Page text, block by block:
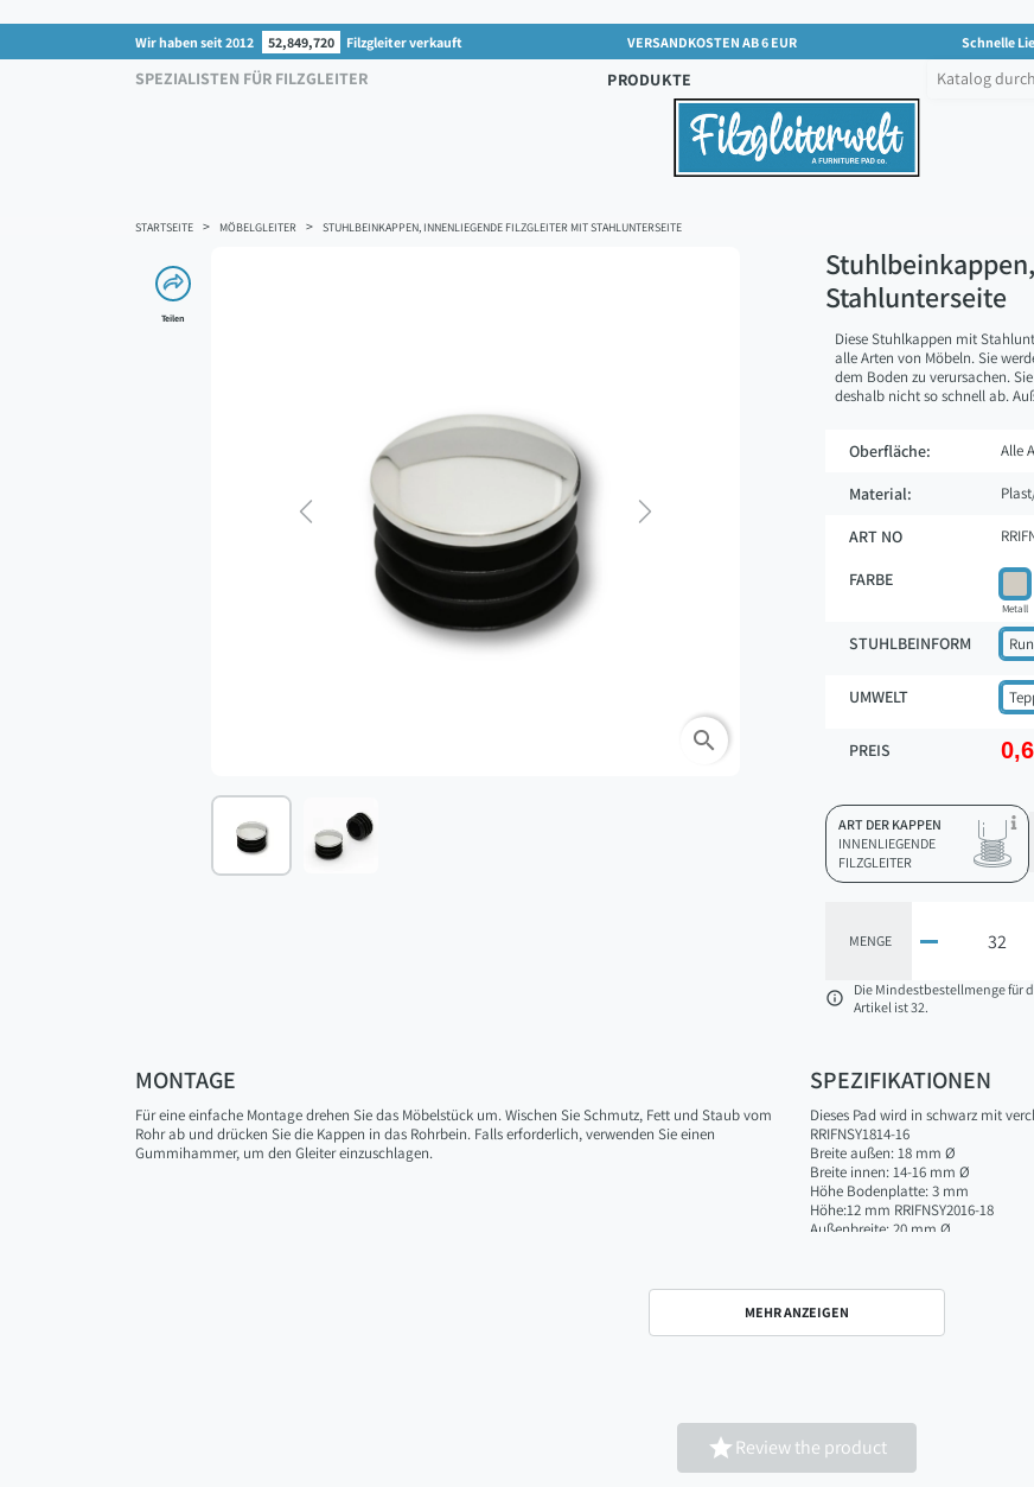
Wir haben seit 2012 52,849,720 Filzgleiter verkauft VERSANDKOSTEN AB 6 EUR Schnelle
SPEZIALISTEN FÜR FILZGLEITER PRODUKTE
STARTSEITE MÖBELGLEITER STUHLBEINKAPPEN, INNENLIEGENDE FILZGLEITER MIT STAHLUNTERSEITE
Teilen
Previous Next
search
Stahlunterseite
Diese Stuhlkappen mit
alle Arten von Möbeln. Sie
dem Boden zu verursachen.
deshalb nicht so schnell ab.
Oberfläche: Alle
Material:
ART NO
FARBE
Metall
STUHLBEINFORM
UMWELT
PREIS
ART DER KAPPEN
INNENLIEGENDE
FILZGLEITER
MENGE 

Die Mindestbestellmenge für
Artikel ist 32.
MONTAGE
Für eine einfache Montage drehen Sie das Möbelstück um. Wischen Sie Schmutz, Fett und Staub vom
Rohr ab und drücken Sie die Kappen in das Rohrbein. Falls erforderlich, verwenden Sie einen
Gummihammer, um den Gleiter einzuschlagen.
SPEZIFIKATIONEN
Dieses Pad wird in schwarz mit
RRIFNSY1814-16
Breite außen: 18 mm Ø
Breite innen: 14-16 mm Ø
Höhe Bodenplatte: 3 mm
Höhe:12 mm RRIFNSY2016-18
Außenbreite: 20 mm Ø
Höhe des Innenteils: 10 mm
Gesamthöhe: 13 mm RRIFNSY2216-17
Breite außen: 22 mm Ø
Breite innen: 16-17 mm Ø
Breite innen: 18-20 mm Ø
Höhe Bodenplatte: 3 mm
Höhe : 13 mm
RRIFNSY2521-23
MEHR ANZEIGEN
Review the product